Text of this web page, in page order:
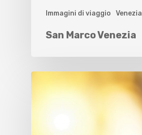
Immagini di viaggio Venezia
San Marco Venezia